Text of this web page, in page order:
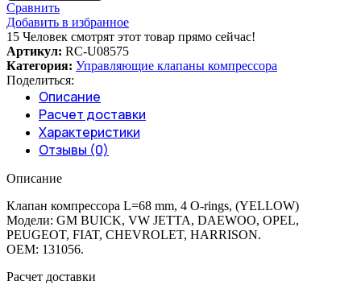
Сравнить
Добавить в избранное
15 Человек смотрят этот товар прямо сейчас!
Артикул: RC-U08575
Категория: Управляющие клапаны компрессора
Поделиться:
Описание
Расчет доставки
Характеристики
Отзывы (0)
Описание
Клапан компрессора L=68 mm, 4 O-rings, (YELLOW)
Модели: GM BUICK, VW JETTA, DAEWOO, OPEL,
PEUGEOT, FIAT, CHEVROLET, HARRISON.
OEM: 131056.
Расчет доставки